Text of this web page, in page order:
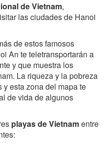
de Vietnam,
las ciudades de Hanoi
de estos famosos
An te teletransportarán a
y que muestra los
La riqueza y la pobreza
esta zona del mapa te
de vida de algunos
playas de Vietnamentre